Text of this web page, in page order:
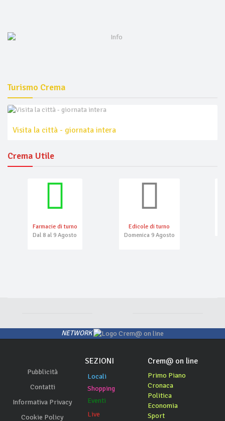
Turismo Crema
Visita la città - giornata intera
Crema Utile
Farmacie di turno
Dal 8 al 9 Agosto
Edicole di turno
Domenica 9 Agosto
NETWORK
Pubblicità
Contatti
Informativa Privacy
Cookie Policy
SEZIONI
Locali
Shopping
Eventi
Live
Crem@ on line
Primo Piano
Cronaca
Politica
Economia
Sport